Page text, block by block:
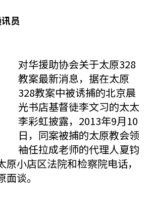
员
对华援助协会关于太原328
教案最新消息，据在太原
328教案中被诱捕的北京晨
光书店基督徒李文习的太太
李彩虹披露，2013年9月10
日，同案被捕的太原教会领
袖任拉成老师的代理人夏钧
原小店区法院和检察院电话，
谈。